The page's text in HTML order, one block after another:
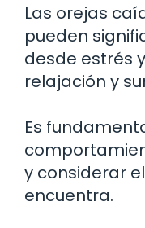
Las orejas
pueden
desde estrés
relajación y
Es
y considerar
encuentra.